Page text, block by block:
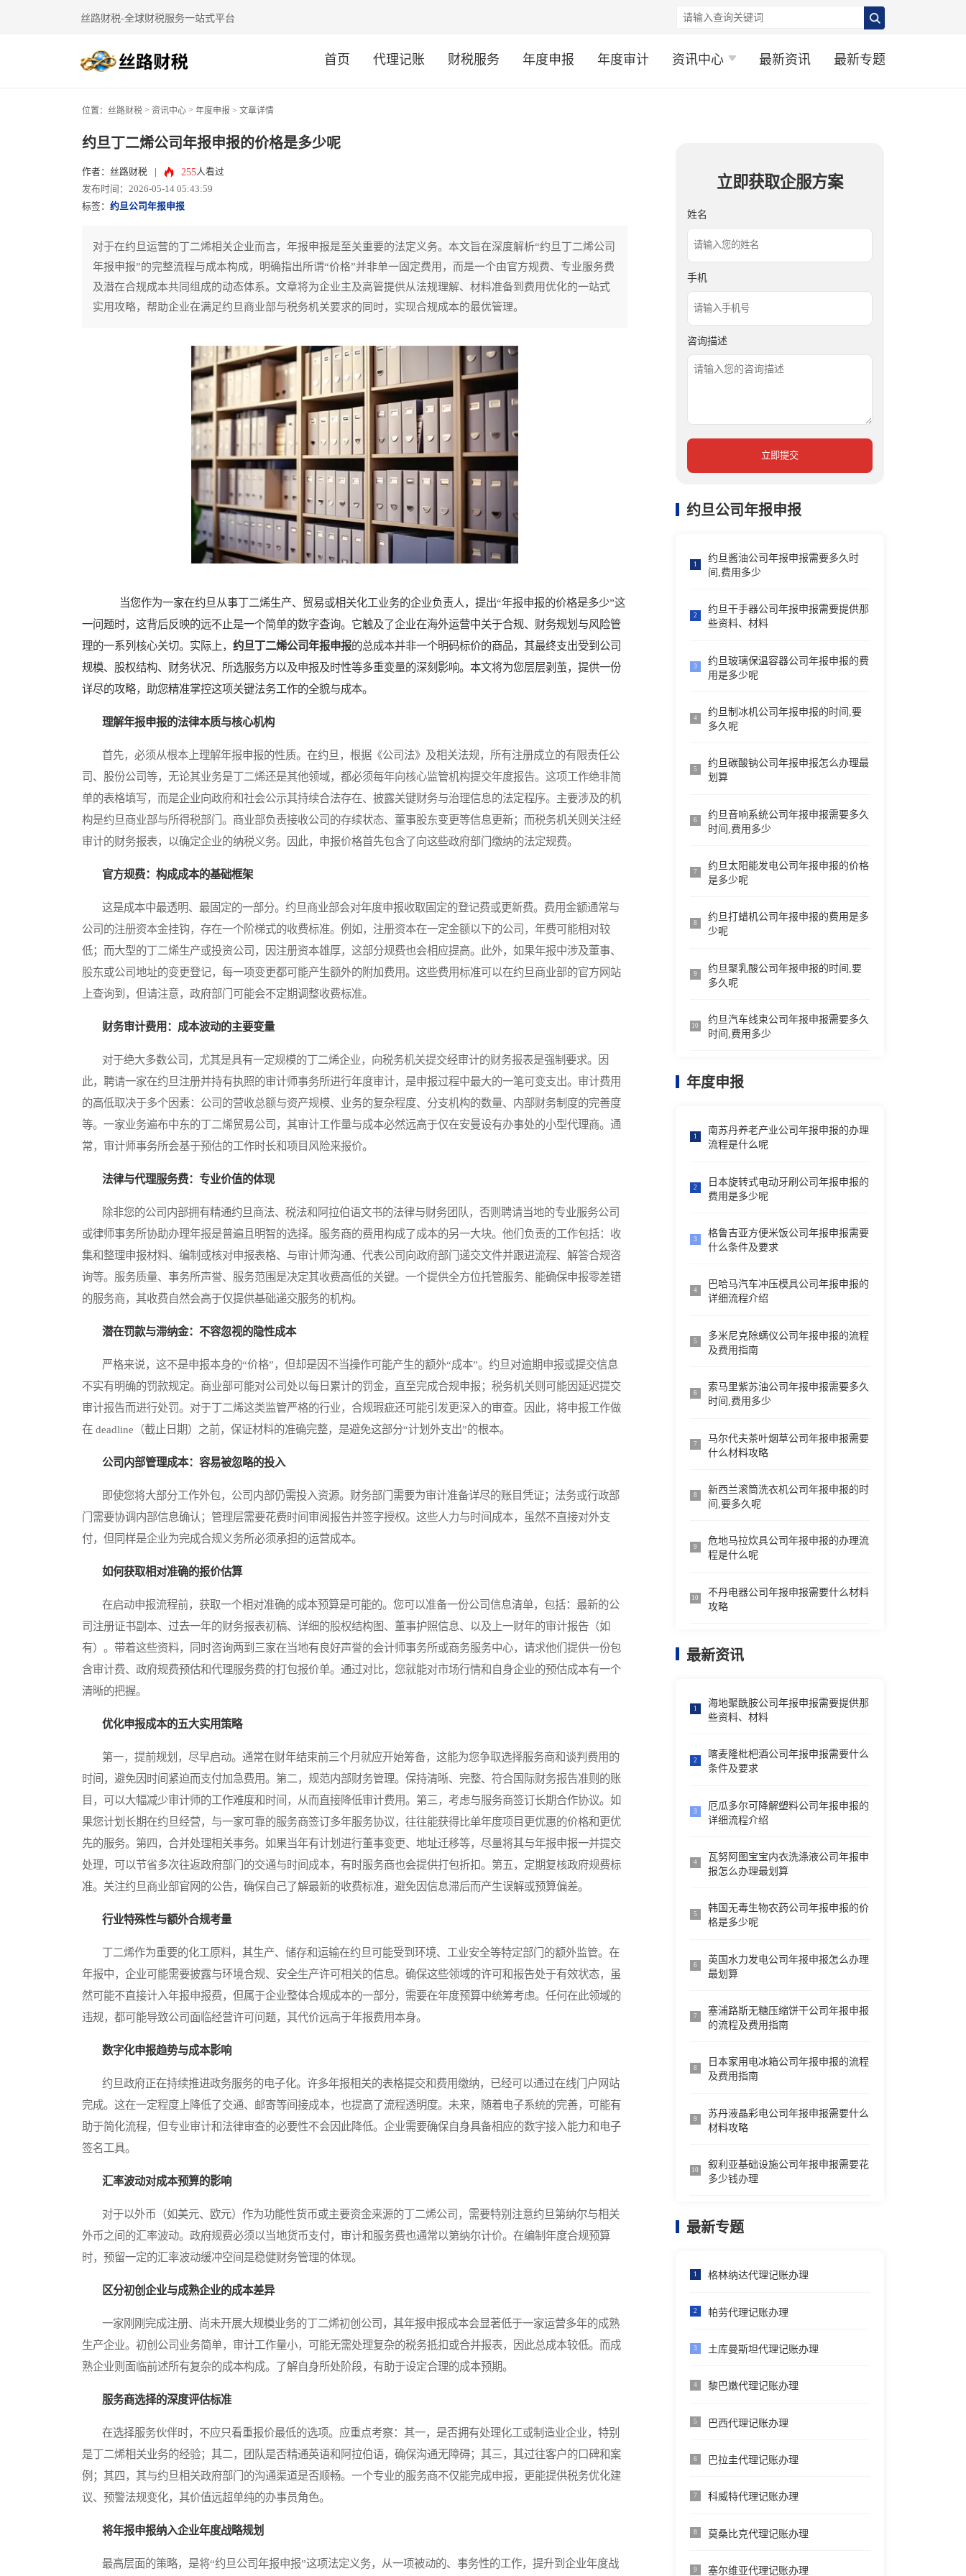
丝路财税-全球财税服务一站式平台
首页 代理记账 财税服务 年度申报 年度审计 资讯中心 最新资讯 最新专题
位置： 丝路财税 > 资讯中心 > 年度申报 > 文章详情
约旦丁二烯公司年报申报的价格是多少呢
作者：丝路财税 255人看过
发布时间：2026-05-14 05:43:59
标签： 约旦公司年报申报
对于在约旦运营的丁二烯相关企业而言，年报申报是至关重要的法定义务。本文旨在深度解析“约旦丁二烯公司
年报申报”的完整流程与成本构成，明确指出所谓“价格”并非单一固定费用，而是一个由官方规费、专业服务费
及潜在合规成本共同组成的动态体系。文章将为企业主及高管提供从法规理解、材料准备到费用优化的一站式
实用攻略，帮助企业在满足约旦商业部与税务机关要求的同时，实现合规成本的最优管理。
当您作为一家在约旦从事丁二烯生产、贸易或相关化工业务的企业负责人，提出“年报申报的价格是多少”这
一问题时，这背后反映的远不止是一个简单的数字查询。它触及了企业在海外运营中关于合规、财务规划与风险管
理的一系列核心关切。实际上， 约旦丁二烯公司年报申报的总成本并非一个明码标价的商品，其最终支出受到公司
规模、股权结构、财务状况、所选服务方以及申报及时性等多重变量的深刻影响。本文将为您层层剥茧，提供一份
详尽的攻略，助您精准掌控这项关键法务工作的全貌与成本。
理解年报申报的法律本质与核心机构
首先，必须从根本上理解年报申报的性质。在约旦，根据《公司法》及相关法规，所有注册成立的有限责任公
司、股份公司等，无论其业务是丁二烯还是其他领域，都必须每年向核心监管机构提交年度报告。这项工作绝非简
单的表格填写，而是企业向政府和社会公示其持续合法存在、披露关键财务与治理信息的法定程序。主要涉及的机
构是约旦商业部与所得税部门。商业部负责接收公司的存续状态、董事股东变更等信息更新；而税务机关则关注经
审计的财务报表，以确定企业的纳税义务。因此，申报价格首先包含了向这些政府部门缴纳的法定规费。
官方规费：构成成本的基础框架
这是成本中最透明、最固定的一部分。约旦商业部会对年度申报收取固定的登记费或更新费。费用金额通常与
公司的注册资本金挂钩，存在一个阶梯式的收费标准。例如，注册资本在一定金额以下的公司，年费可能相对较
低；而大型的丁二烯生产或投资公司，因注册资本雄厚，这部分规费也会相应提高。此外，如果年报中涉及董事、
股东或公司地址的变更登记，每一项变更都可能产生额外的附加费用。这些费用标准可以在约旦商业部的官方网站
上查询到，但请注意，政府部门可能会不定期调整收费标准。
财务审计费用：成本波动的主要变量
对于绝大多数公司，尤其是具有一定规模的丁二烯企业，向税务机关提交经审计的财务报表是强制要求。因
此，聘请一家在约旦注册并持有执照的审计师事务所进行年度审计，是申报过程中最大的一笔可变支出。审计费用
的高低取决于多个因素：公司的营收总额与资产规模、业务的复杂程度、分支机构的数量、内部财务制度的完善度
等。一家业务遍布中东的丁二烯贸易公司，其审计工作量与成本必然远高于仅在安曼设有办事处的小型代理商。通
常，审计师事务所会基于预估的工作时长和项目风险来报价。
法律与代理服务费：专业价值的体现
除非您的公司内部拥有精通约旦商法、税法和阿拉伯语文书的法律与财务团队，否则聘请当地的专业服务公司
或律师事务所协助办理年报是普遍且明智的选择。服务商的费用构成了成本的另一大块。他们负责的工作包括：收
集和整理申报材料、编制或核对申报表格、与审计师沟通、代表公司向政府部门递交文件并跟进流程、解答合规咨
询等。服务质量、事务所声誉、服务范围是决定其收费高低的关键。一个提供全方位托管服务、能确保申报零差错
的服务商，其收费自然会高于仅提供基础递交服务的机构。
潜在罚款与滞纳金：不容忽视的隐性成本
严格来说，这不是申报本身的“价格”，但却是因不当操作可能产生的额外“成本”。约旦对逾期申报或提交信息
不实有明确的罚款规定。商业部可能对公司处以每日累计的罚金，直至完成合规申报；税务机关则可能因延迟提交
审计报告而进行处罚。对于丁二烯这类监管严格的行业，合规瑕疵还可能引发更深入的审查。因此，将申报工作做
在 deadline（截止日期）之前，保证材料的准确完整，是避免这部分“计划外支出”的根本。
公司内部管理成本：容易被忽略的投入
即使您将大部分工作外包，公司内部仍需投入资源。财务部门需要为审计准备详尽的账目凭证；法务或行政部
门需要协调内部信息确认；管理层需要花费时间审阅报告并签字授权。这些人力与时间成本，虽然不直接对外支
付，但同样是企业为完成合规义务所必须承担的运营成本。
如何获取相对准确的报价估算
在启动申报流程前，获取一个相对准确的成本预算是可能的。您可以准备一份公司信息清单，包括：最新的公
司注册证书副本、过去一年的财务报表初稿、详细的股权结构图、董事护照信息、以及上一财年的审计报告（如
有）。带着这些资料，同时咨询两到三家在当地有良好声誉的会计师事务所或商务服务中心，请求他们提供一份包
含审计费、政府规费预估和代理服务费的打包报价单。通过对比，您就能对市场行情和自身企业的预估成本有一个
清晰的把握。
优化申报成本的五大实用策略
第一，提前规划，尽早启动。通常在财年结束前三个月就应开始筹备，这能为您争取选择服务商和谈判费用的
时间，避免因时间紧迫而支付加急费用。第二，规范内部财务管理。保持清晰、完整、符合国际财务报告准则的账
目，可以大幅减少审计师的工作难度和时间，从而直接降低审计费用。第三，考虑与服务商签订长期合作协议。如
果您计划长期在约旦经营，与一家可靠的服务商签订多年服务协议，往往能获得比单年度项目更优惠的价格和更优
先的服务。第四，合并处理相关事务。如果当年有计划进行董事变更、地址迁移等，尽量将其与年报申报一并提交
处理，可以节省多次往返政府部门的交通与时间成本，有时服务商也会提供打包折扣。第五，定期复核政府规费标
准。关注约旦商业部官网的公告，确保自己了解最新的收费标准，避免因信息滞后而产生误解或预算偏差。
行业特殊性与额外合规考量
丁二烯作为重要的化工原料，其生产、储存和运输在约旦可能受到环境、工业安全等特定部门的额外监管。在
年报中，企业可能需要披露与环境合规、安全生产许可相关的信息。确保这些领域的许可和报告处于有效状态，虽
然可能不直接计入年报申报费，但属于企业整体合规成本的一部分，需要在年度预算中统筹考虑。任何在此领域的
违规，都可能导致公司面临经营许可问题，其代价远高于年报费用本身。
数字化申报趋势与成本影响
约旦政府正在持续推进政务服务的电子化。许多年报相关的表格提交和费用缴纳，已经可以通过在线门户网站
完成。这在一定程度上降低了交通、邮寄等间接成本，也提高了流程透明度。未来，随着电子系统的完善，可能有
助于简化流程，但专业审计和法律审查的必要性不会因此降低。企业需要确保自身具备相应的数字接入能力和电子
签名工具。
汇率波动对成本预算的影响
对于以外币（如美元、欧元）作为功能性货币或主要资金来源的丁二烯公司，需要特别注意约旦第纳尔与相关
外币之间的汇率波动。政府规费必须以当地货币支付，审计和服务费也通常以第纳尔计价。在编制年度合规预算
时，预留一定的汇率波动缓冲空间是稳健财务管理的体现。
区分初创企业与成熟企业的成本差异
一家刚刚完成注册、尚未开展大规模业务的丁二烯初创公司，其年报申报成本会显著低于一家运营多年的成熟
生产企业。初创公司业务简单，审计工作量小，可能无需处理复杂的税务抵扣或合并报表，因此总成本较低。而成
熟企业则面临前述所有复杂的成本构成。了解自身所处阶段，有助于设定合理的成本预期。
服务商选择的深度评估标准
在选择服务伙伴时，不应只看重报价最低的选项。应重点考察：其一，是否拥有处理化工或制造业企业，特别
是丁二烯相关业务的经验；其二，团队是否精通英语和阿拉伯语，确保沟通无障碍；其三，其过往客户的口碑和案
例；其四，其与约旦相关政府部门的沟通渠道是否顺畅。一个专业的服务商不仅能完成申报，更能提供税务优化建
议、预警法规变化，其价值远超单纯的办事员角色。
将年报申报纳入企业年度战略规划
最高层面的策略，是将“约旦公司年报申报”这项法定义务，从一项被动的、事务性的工作，提升到企业年度战
立即获取企服方案
姓名
手机
咨询描述
立即提交
约旦公司年报申报
1
约旦酱油公司年报申报需要多久时
间,费用多少
2
约旦干手器公司年报申报需要提供那
些资料、材料
3
约旦玻璃保温容器公司年报申报的费
用是多少呢
4
约旦制冰机公司年报申报的时间,要
多久呢
5
约旦碳酸钠公司年报申报怎么办理最
划算
6
约旦音响系统公司年报申报需要多久
时间,费用多少
7
约旦太阳能发电公司年报申报的价格
是多少呢
8
约旦打蜡机公司年报申报的费用是多
少呢
9
约旦聚乳酸公司年报申报的时间,要
多久呢
10
约旦汽车线束公司年报申报需要多久
时间,费用多少
年度申报
1
南苏丹养老产业公司年报申报的办理
流程是什么呢
2
日本旋转式电动牙刷公司年报申报的
费用是多少呢
3
格鲁吉亚方便米饭公司年报申报需要
什么条件及要求
4
巴哈马汽车冲压模具公司年报申报的
详细流程介绍
5
多米尼克除螨仪公司年报申报的流程
及费用指南
6
索马里紫苏油公司年报申报需要多久
时间,费用多少
7
马尔代夫茶叶烟草公司年报申报需要
什么材料攻略
8
新西兰滚筒洗衣机公司年报申报的时
间,要多久呢
9
危地马拉炊具公司年报申报的办理流
程是什么呢
10
不丹电器公司年报申报需要什么材料
攻略
最新资讯
1
海地聚酰胺公司年报申报需要提供那
些资料、材料
2
喀麦隆枇杷酒公司年报申报需要什么
条件及要求
3
厄瓜多尔可降解塑料公司年报申报的
详细流程介绍
4
瓦努阿图宝宝内衣洗涤液公司年报申
报怎么办理最划算
5
韩国无毒生物农药公司年报申报的价
格是多少呢
6
英国水力发电公司年报申报怎么办理
最划算
7
塞浦路斯无糖压缩饼干公司年报申报
的流程及费用指南
8
日本家用电冰箱公司年报申报的流程
及费用指南
9
苏丹液晶彩电公司年报申报需要什么
材料攻略
10
叙利亚基础设施公司年报申报需要花
多少钱办理
最新专题
1 格林纳达代理记账办理
2 帕劳代理记账办理
3 土库曼斯坦代理记账办理
4 黎巴嫩代理记账办理
5 巴西代理记账办理
6 巴拉圭代理记账办理
7 科威特代理记账办理
8 莫桑比克代理记账办理
9 塞尔维亚代理记账办理